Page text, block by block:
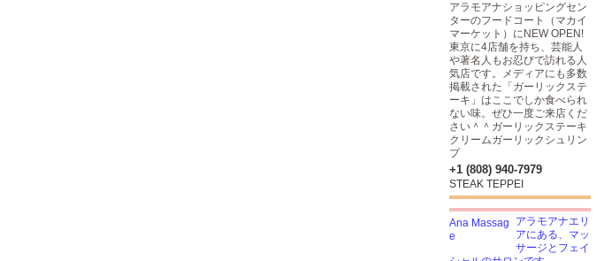
アラモアナショッピングセン
ターのフードコート（マカイ
マーケット）にNEW OPEN!
東京に4店舗を持ち、芸能人
や著名人もお忍びで訪れる人
気店です。メディアにも多数
掲載された「ガーリックステ
ーキ」はここでしか食べられ
ない味。ぜひ一度ご来店くだ
さい＾＾ガーリックステーキ
クリームガーリックシュリン
プ
+1 (808) 940-7979
STEAK TEPPEI
アラモアナエリ
アにある、マッ
サージとフェイ